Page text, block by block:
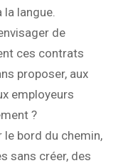
langue.
de
ces contrats
proposer, aux
employeurs
?
bord du chemin,
sans créer, des